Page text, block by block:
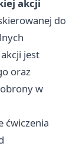
akcji
do
jest
oraz
w
ćwiczenia